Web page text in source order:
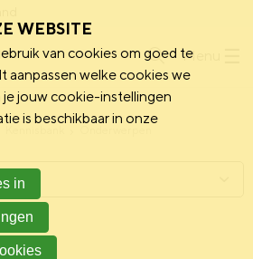
Menu
WEBSITE
van cookies om goed te
aanpassen welke cookies we
jouw cookie-instellingen
is beschikbaar in onze
in